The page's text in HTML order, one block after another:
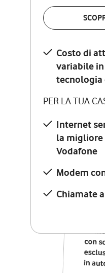
Costo di
variabile
PER LA TUA
Internet
la
Vodafone
Modem
Chiamate
PER LA
la
12
con
in